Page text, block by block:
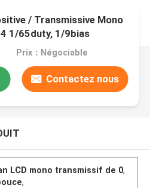
/ Transmissive Mono
1/65duty, 1/9bias
Prix：Négociable
Contactez nous
LCD mono transmissif de 0,
,